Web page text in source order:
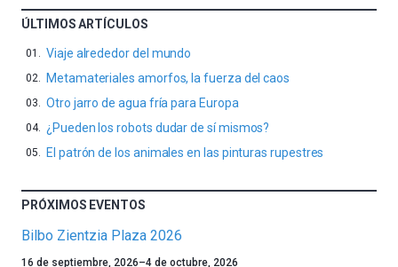
ÚLTIMOS ARTÍCULOS
Viaje alrededor del mundo
Metamateriales amorfos, la fuerza del caos
Otro jarro de agua fría para Europa
¿Pueden los robots dudar de sí mismos?
El patrón de los animales en las pinturas rupestres
PRÓXIMOS EVENTOS
Bilbo Zientzia Plaza 2026
Un
16 de septiembre, 2026–4 de octubre, 2026